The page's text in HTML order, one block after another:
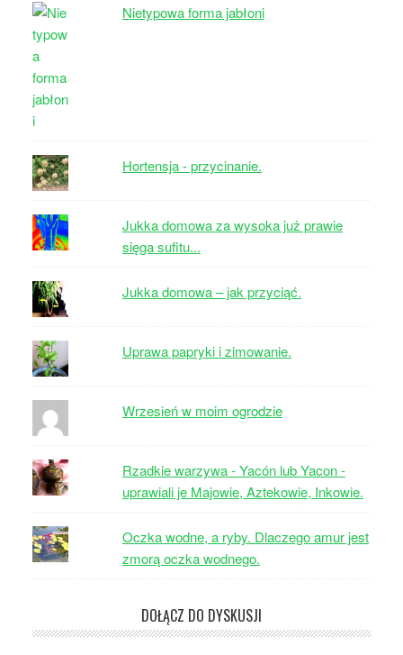
Nietypowa forma jabłoni
Hortensja - przycinanie.
Jukka domowa za wysoka już prawie
sięga sufitu...
Jukka domowa – jak przyciąć.
Uprawa papryki i zimowanie.
Wrzesień w moim ogrodzie
Rzadkie warzywa - Yacón lub Yacon -
uprawiali je Majowie, Aztekowie, Inkowie.
Oczka wodne, a ryby. Dlaczego amur jest
zmorą oczka wodnego.
DOŁĄCZ DO DYSKUSJI